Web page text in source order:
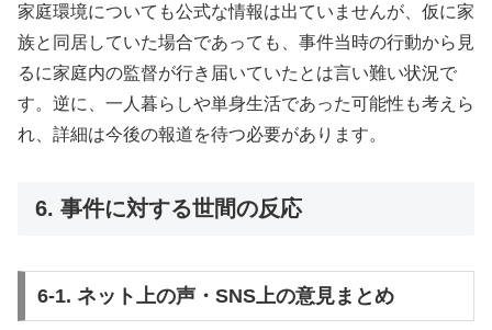
家庭環境についても公式な情報は出ていませんが、仮に家
族と同居していた場合であっても、事件当時の行動から見
るに家庭内の監督が行き届いていたとは言い難い状況で
す。逆に、一人暮らしや単身生活であった可能性も考えら
れ、詳細は今後の報道を待つ必要があります。
6. 事件に対する世間の反応
6-1. ネット上の声・SNS上の意見まとめ